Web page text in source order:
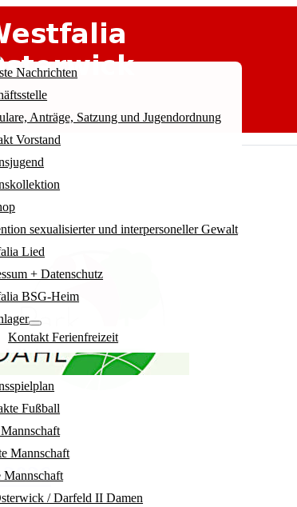
Nachrichten
Anträge, Satzung und Jugendordnung
Vorstand
sexualisierter und interpersoneller Gewalt
Lied
+ Datenschutz
BSG-Heim
Kontakt Ferienfreizeit
Fußball
Mannschaft
Mannschaft
/ Darfeld II Damen